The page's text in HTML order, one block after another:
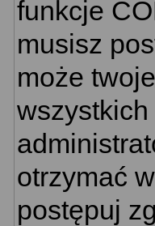
funkcje
musisz
może
otrzymać
postępuj